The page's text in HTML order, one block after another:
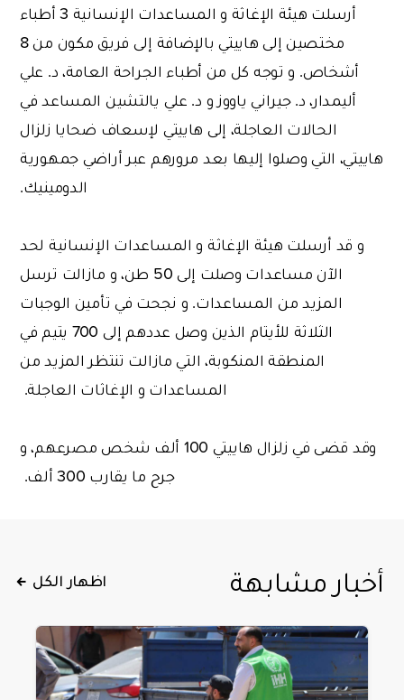
أرسلت هيئة الإغاثة و المساعدات الإنسانية 3 أطباء
مختصين إلى هاييتي بالإضافة إلى فريق مكون من 8
أشخاص. و توجه كل من أطباء الجراحة العامة، د. علي
أليمدار، د. جيراني ياووز و د. علي يالتشين المساعد في
الحالات العاجلة، إلى هاييتي لإسعاف ضحايا زلزال
هاييتي، التي وصلوا إليها بعد مرورهم عبر أراضي جمهورية
الدومينيك.
و قد أرسلت هيئة الإغاثة و المساعدات الإنسانية لحد
الآن مساعدات وصلت إلى 50 طن، و مازالت ترسل
المزيد من المساعدات. و نجحت في تأمين الوجبات
الثلاثة للأيتام الذين وصل عددهم إلى 700 يتيم في
المنطقة المنكوبة، التي مازالت تنتظر المزيد من
المساعدات و الإغاثات العاجلة.
وقد قضى في زلزال هاييتي 100 ألف شخص مصرعهم، و
جرح ما يقارب 300 ألف.
أخبار مشابهة اظهار الكل